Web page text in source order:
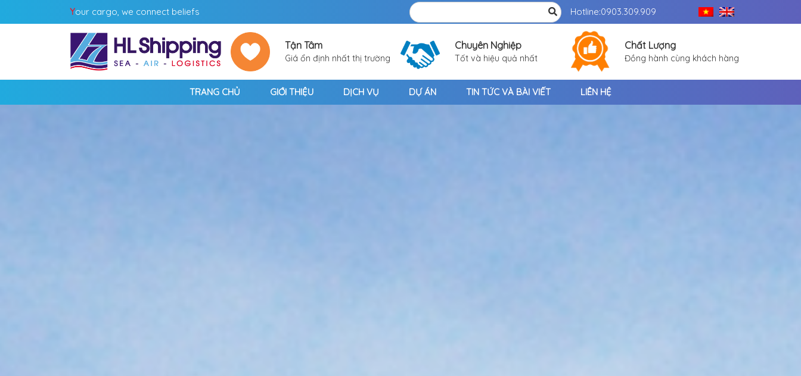
Your cargo, we connect beliefs Hotline:0903.309.909
Tận Tâm
Giá ổn định nhất thị trường
Chuyên Nghiệp
Tốt và hiệu quả nhất
Chất Lượng
Đồng hành cùng khách hàng
TRANG CHỦ GIỚI THIỆU DỊCH VỤ DỰ ÁN TIN TỨC VÀ BÀI VIẾT LIÊN HỆ